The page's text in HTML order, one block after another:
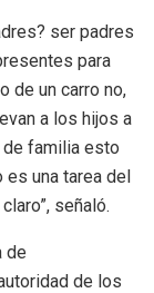
ser padres
para
de un carro no,
a los hijos a
familia esto
es una tarea del
señaló.
de
de los